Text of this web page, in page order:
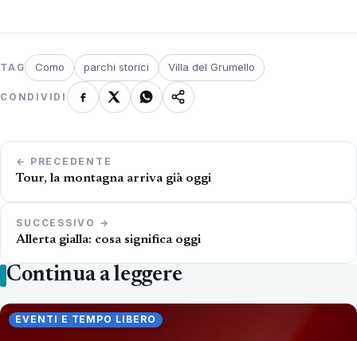
TAG Como parchi storici Villa del Grumello
CONDIVIDI
Navigazione
articoli
← PRECEDENTE
Tour, la montagna arriva già oggi
SUCCESSIVO →
Allerta gialla: cosa significa oggi
Continua a leggere
EVENTI E TEMPO LIBERO